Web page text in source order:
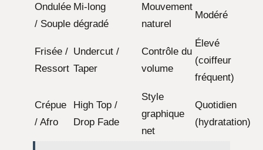
Ondulée
/ Souple
Mi-long
dégradé
Mouvement
naturel
Modéré
Frisée /
Ressort
Undercut /
Taper
Contrôle du
volume
Élevé
(coiffeur
fréquent)
Crépue
/ Afro
High Top /
Drop Fade
Style
graphique
net
Quotidien
(hydratation)